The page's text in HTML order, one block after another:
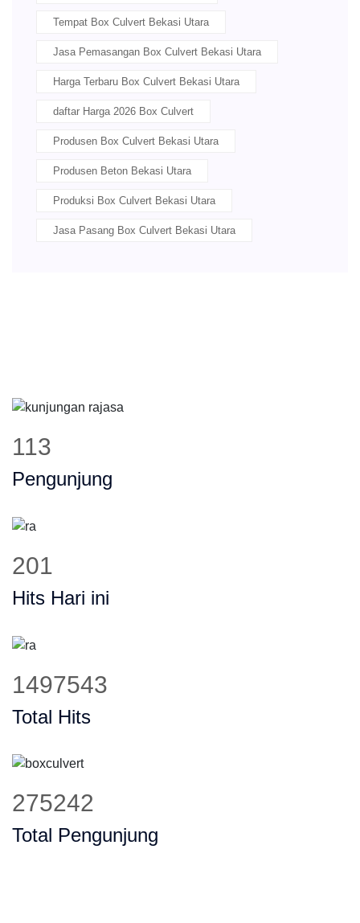
Tempat Box Culvert Bekasi Utara
Jasa Pemasangan Box Culvert Bekasi Utara
Harga Terbaru Box Culvert Bekasi Utara
daftar Harga 2026 Box Culvert
Produsen Box Culvert Bekasi Utara
Produsen Beton Bekasi Utara
Produksi Box Culvert Bekasi Utara
Jasa Pasang Box Culvert Bekasi Utara
144
Pengunjung
260
Hits Hari ini
1930426
Total Hits
356195
Total Pengunjung